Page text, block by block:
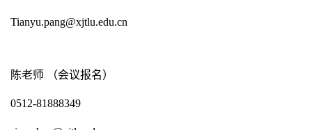
Tianyu.pang@xjtlu.edu.cn
陈老师 （会议报名）
0512-81888349